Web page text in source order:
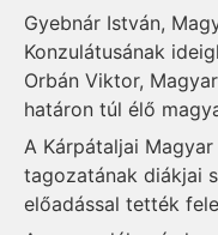
Gyebnár István,
Konzulátusának
Orbán Viktor,
határon túl élő
A Kárpátaljai
tagozatának diákjai
előadással tették